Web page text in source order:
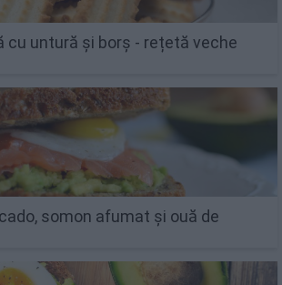
cu untură și borș - rețetă veche
somon afumat și ouă de